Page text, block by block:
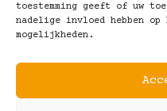
toestemming geeft of uw
nadelige invloed hebben
mogelijkheden.
Copyright ©